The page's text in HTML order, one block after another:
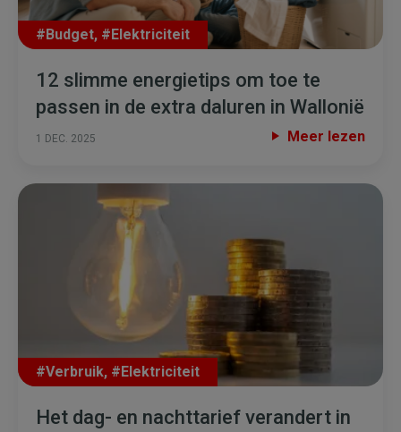
#Budget, #Elektriciteit
12 slimme energietips om toe te
passen in de extra daluren in Wallonië
1 DEC. 2025 Meer lezen
#Verbruik, #Elektriciteit
Het dag- en nachttarief verandert in